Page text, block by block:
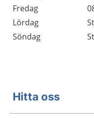
Fredag
Lördag
Söndag
Hitta oss